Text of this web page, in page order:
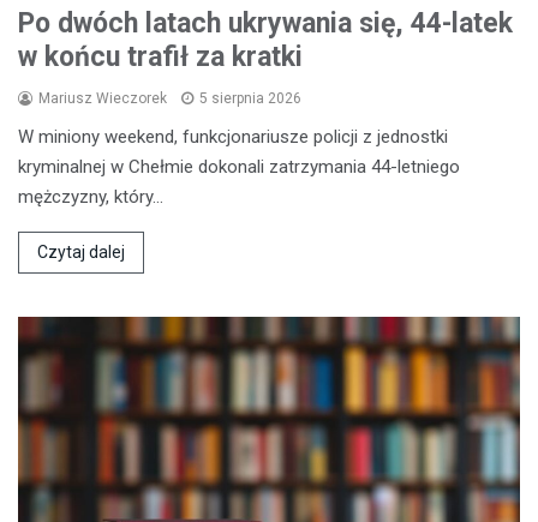
Po dwóch latach ukrywania się, 44-latek
w końcu trafił za kratki
Mariusz Wieczorek 5 sierpnia 2026
W miniony weekend, funkcjonariusze policji z jednostki
kryminalnej w Chełmie dokonali zatrzymania 44-letniego
mężczyzny, który…
Czytaj dalej